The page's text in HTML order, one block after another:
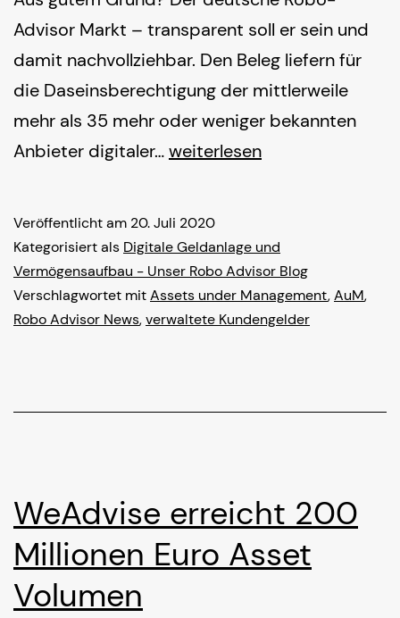
Advisor Markt – transparent soll er sein und
damit nachvollziehbar. Den Beleg liefern für
die Daseinsberechtigung der mittlerweile
mehr als 35 mehr oder weniger bekannten
Anbieter digitaler…Assets
–
die
Geheimniskrämerei
der
weiterlesen
Veröffentlicht am 20. Juli 2020
Kategorisiert als Digitale Geldanlage und
Vermögensaufbau - Unser Robo Advisor Blog
Verschlagwortet mitAssets under Management,AuM,
Robo Advisor News,verwaltete Kundengelder
WeAdvise erreicht 200
Millionen Euro Asset
Volumen